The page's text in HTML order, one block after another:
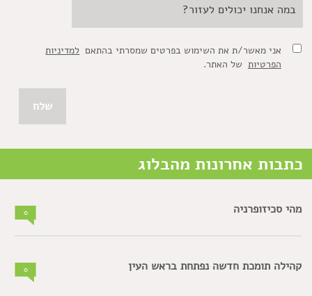
אני מאשר/ת את השימוש בפרטים שמסרתי בהתאם למדיניות
הפרטיותשל האתר.
כתבות אחרונות מהבלוג
מהי סכיזופרניה
קהילה תומכת חדשה נפתחת בראש העין